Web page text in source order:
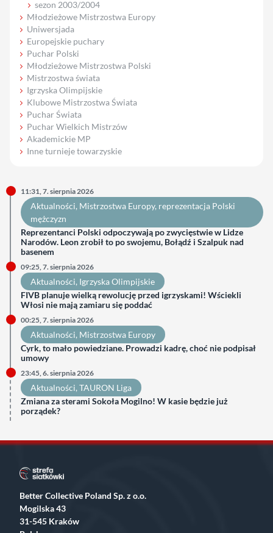
sezon 2003/2004
Młodzieżowe Mistrzostwa Europy
Uniwersjada
Europejskie puchary
Puchar Polski
Młodzieżowe Mistrzostwa Polski
Mistrzostwa świata
Igrzyska Olimpijskie
Klubowe Mistrzostwa Świata
Puchar Świata
Puchar Wielkich Mistrzów
Akademickie MP
Inne turnieje towarzyskie
11:31, 7. sierpnia 2026
Aktualności, Mistrzostwa Europy, reprezentacja Polski
mężczyzn
Reprezentanci Polski odpoczywają po zwycięstwie w Lidze
Narodów. Leon zrobił to po swojemu, Bołądź i Szalpuk nad
basenem
09:25, 7. sierpnia 2026
Aktualności, Igrzyska Olimpijskie
FIVB planuje wielką rewolucję przed igrzyskami! Wściekli
Włosi nie mają zamiaru się poddać
00:25, 7. sierpnia 2026
Aktualności, Mistrzostwa Europy
Cyrk, to mało powiedziane. Prowadzi kadrę, choć nie podpisał
umowy
23:45, 6. sierpnia 2026
Aktualności, TAURON Liga
Zmiana za sterami Sokoła Mogilno! W kasie będzie już
porządek?
Better Collective Poland Sp. z o.o.
Mogilska 43
31-545 Kraków